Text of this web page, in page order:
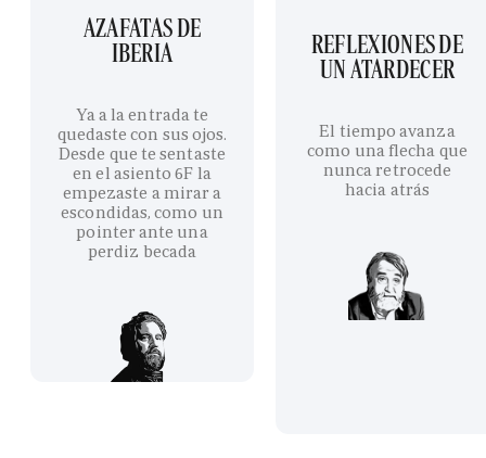
AZAFATAS DE
IBERIA
Ya a la entrada te
quedaste con sus ojos.
Desde que te sentaste
en el asiento 6F la
empezaste a mirar a
escondidas, como un
pointer ante una
perdiz becada
REFLEXIONES DE
UN ATARDECER
El tiempo avanza
como una flecha que
nunca retrocede
hacia atrás